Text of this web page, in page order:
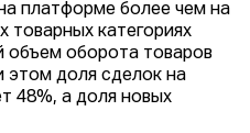
платформе более чем на
товарных категориях
объем оборота товаров
этом доля сделок на
48%, а доля новых